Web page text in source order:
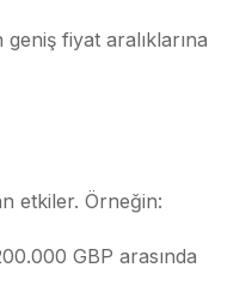
fiyat aralıklarına
etkiler. Örneğin:
GBP arasında